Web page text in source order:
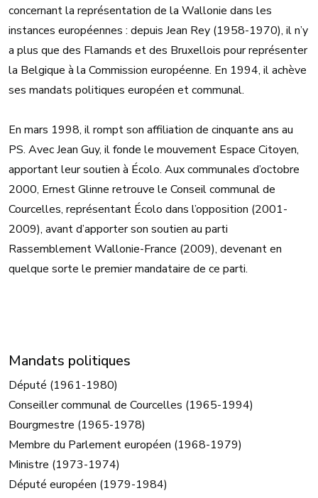
concernant la représentation de la Wallonie dans les
instances européennes : depuis Jean Rey (1958-1970), il n’y
a plus que des Flamands et des Bruxellois pour représenter
la Belgique à la Commission européenne. En 1994, il achève
ses mandats politiques européen et communal.
En mars 1998, il rompt son affiliation de cinquante ans au
PS. Avec Jean Guy, il fonde le mouvement Espace Citoyen,
apportant leur soutien à Écolo. Aux communales d’octobre
2000, Ernest Glinne retrouve le Conseil communal de
Courcelles, représentant Écolo dans l’opposition (2001-
2009), avant d’apporter son soutien au parti
Rassemblement Wallonie-France (2009), devenant en
quelque sorte le premier mandataire de ce parti.
Mandats politiques
Député (1961-1980)
Conseiller communal de Courcelles (1965-1994)
Bourgmestre (1965-1978)
Membre du Parlement européen (1968-1979)
Ministre (1973-1974)
Député européen (1979-1984)